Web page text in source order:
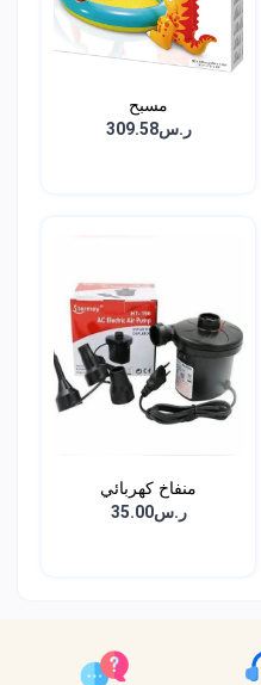
مسبح
ر.س309.58
منفاخ كهربائي
ر.س35.00